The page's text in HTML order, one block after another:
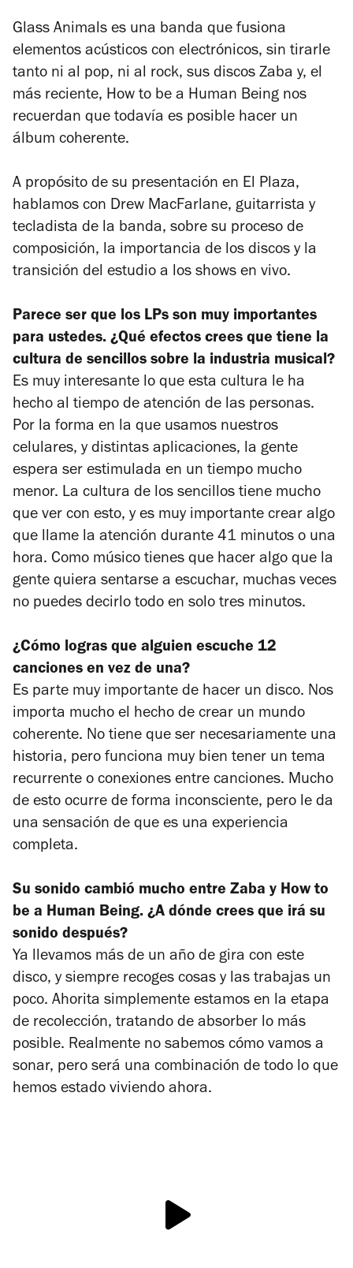
Glass Animals es una banda que fusiona
elementos acústicos con electrónicos, sin tirarle
tanto ni al pop, ni al rock, sus discos Zaba y, el
más reciente, How to be a Human Being nos
recuerdan que todavía es posible hacer un
álbum coherente.
A propósito de su presentación en El Plaza,
hablamos con Drew MacFarlane, guitarrista y
tecladista de la banda, sobre su proceso de
composición, la importancia de los discos y la
transición del estudio a los shows en vivo.
Parece ser que los LPs son muy importantes
para ustedes. ¿Qué efectos crees que tiene la
cultura de sencillos sobre la industria musical?
Es muy interesante lo que esta cultura le ha
hecho al tiempo de atención de las personas.
Por la forma en la que usamos nuestros
celulares, y distintas aplicaciones, la gente
espera ser estimulada en un tiempo mucho
menor. La cultura de los sencillos tiene mucho
que ver con esto, y es muy importante crear algo
que llame la atención durante 41 minutos o una
hora. Como músico tienes que hacer algo que la
gente quiera sentarse a escuchar, muchas veces
no puedes decirlo todo en solo tres minutos.
¿Cómo logras que alguien escuche 12
canciones en vez de una?
Es parte muy importante de hacer un disco. Nos
importa mucho el hecho de crear un mundo
coherente. No tiene que ser necesariamente una
historia, pero funciona muy bien tener un tema
recurrente o conexiones entre canciones. Mucho
de esto ocurre de forma inconsciente, pero le da
una sensación de que es una experiencia
completa.
Su sonido cambió mucho entre Zaba y How to
be a Human Being. ¿A dónde crees que irá su
sonido después?
Ya llevamos más de un año de gira con este
disco, y siempre recoges cosas y las trabajas un
poco. Ahorita simplemente estamos en la etapa
de recolección, tratando de absorber lo más
posible. Realmente no sabemos cómo vamos a
sonar, pero será una combinación de todo lo que
hemos estado viviendo ahora.